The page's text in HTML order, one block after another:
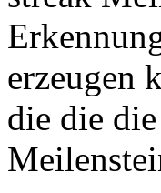
erzeugen
die die